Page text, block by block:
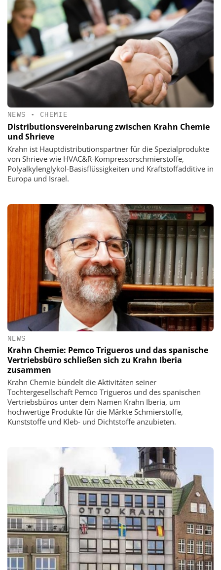
NEWS • CHEMIE
Distributionsvereinbarung zwischen Krahn Chemie
und Shrieve
Krahn ist Hauptdistributionspartner für die Spezialprodukte
von Shrieve wie HVAC&R-Kompressorschmierstoffe,
Polyalkylenglykol-Basisflüssigkeiten und Kraftstoffadditive in
Europa und Israel.
NEWS
Krahn Chemie: Pemco Trigueros und das spanische
Vertriebsbüro schließen sich zu Krahn Iberia
zusammen
Krahn Chemie bündelt die Aktivitäten seiner
Tochtergesellschaft Pemco Trigueros und des spanischen
Vertriebsbüros unter dem Namen Krahn Iberia, um
hochwertige Produkte für die Märkte Schmierstoffe,
Kunststoffe und Kleb- und Dichtstoffe anzubieten.